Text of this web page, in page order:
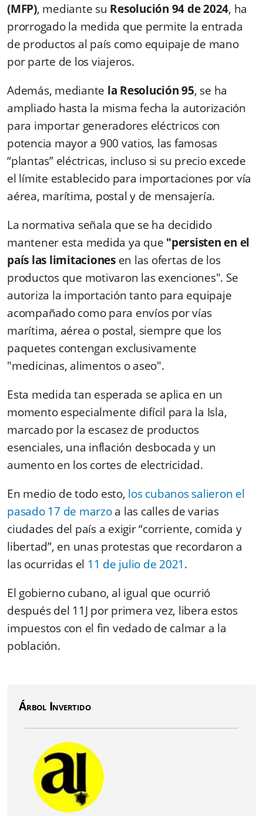
(MFP), mediante su Resolución 94 de 2024, ha
prorrogado la medida que permite la entrada
de productos al país como equipaje de mano
por parte de los viajeros.
Además, mediante la Resolución 95, se ha
ampliado hasta la misma fecha la autorización
para importar generadores eléctricos con
potencia mayor a 900 vatios, las famosas
“plantas” eléctricas, incluso si su precio excede
el límite establecido para importaciones por vía
aérea, marítima, postal y de mensajería.
La normativa señala que se ha decidido
mantener esta medida ya que "persisten en el
país las limitaciones en las ofertas de los
productos que motivaron las exenciones". Se
autoriza la importación tanto para equipaje
acompañado como para envíos por vías
marítima, aérea o postal, siempre que los
paquetes contengan exclusivamente
"medicinas, alimentos o aseo".
Esta medida tan esperada se aplica en un
momento especialmente difícil para la Isla,
marcado por la escasez de productos
esenciales, una inflación desbocada y un
aumento en los cortes de electricidad.
En medio de todo esto, los cubanos salieron el
pasado 17 de marzoa las calles de varias
ciudades del país a exigir “corriente, comida y
libertad”, en unas protestas que recordaron a
las ocurridas el 11 de julio de 2021.
El gobierno cubano, al igual que ocurrió
después del 11J por primera vez, libera estos
impuestos con el fin vedado de calmar a la
población.
Árbol Invertido